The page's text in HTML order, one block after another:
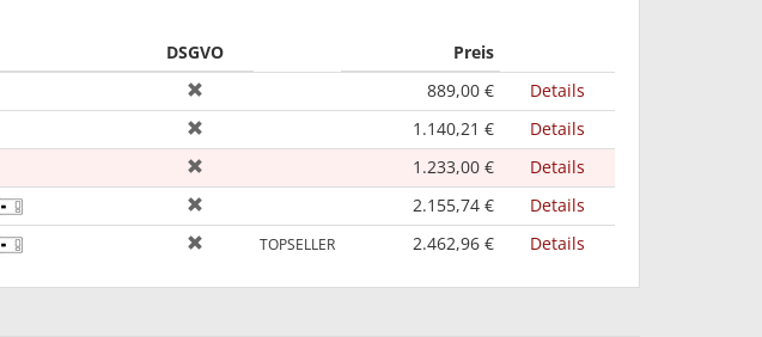
DSGVO
Preis
889,00 €
Details
1.140,21 €
Details
1.233,00 €
Details
2.155,74 €
Details
TOPSELLER 2.462,96 € Details